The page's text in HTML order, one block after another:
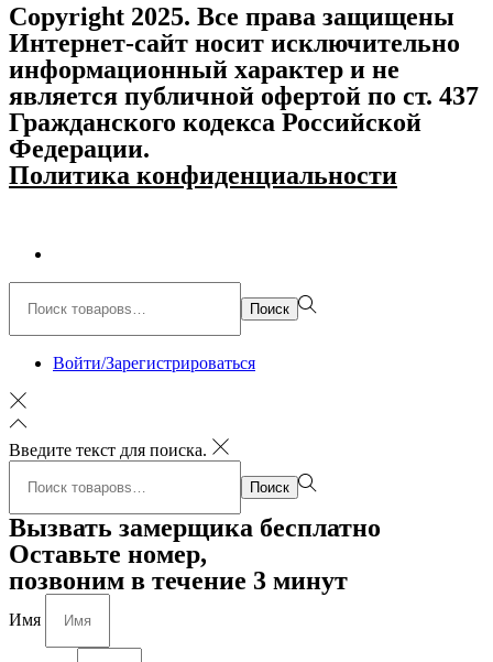
Copyright 2025. Все права защищены
Интернет-сайт носит исключительно
информационный характер и не
является публичной офертой по ст. 437
Гражданского кодекса Российской
Федерации.
Политика конфиденциальности
Поиск
Войти/Зарегистрироваться
Введите текст для поиска.
Поиск
Вызвать замерщика бесплатно
Оставьте номер,
позвоним в течение 3 минут
Имя